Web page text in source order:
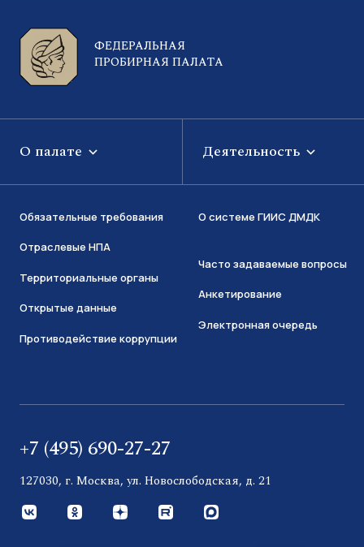
ФЕДЕРАЛЬНАЯ
ПРОБИРНАЯ ПАЛАТА
О палате Деятельность
Обязательные требования
Отраслевые НПА
Территориальные органы
Открытые данные
Противодействие коррупции
О системе ГИИС ДМДК
Часто задаваемые вопросы
Анкетирование
Электронная очередь
+7 (495) 690-27-27
127030, г. Москва, ул. Новослободская, д. 21